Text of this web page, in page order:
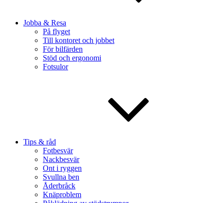
Jobba & Resa
På flyget
Till kontoret och jobbet
För bilfärden
Stöd och ergonomi
Fotsulor
Tips & råd
Fotbesvär
Nackbesvär
Ont i ryggen
Svullna ben
Åderbråck
Knäproblem